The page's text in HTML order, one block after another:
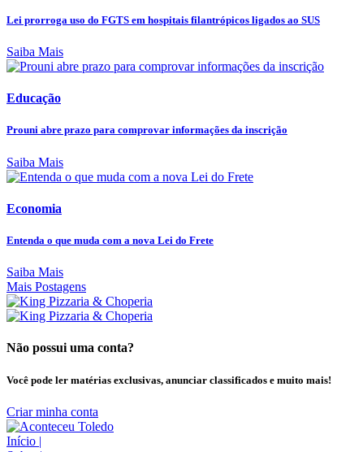
Lei prorroga uso do FGTS em hospitais filantrópicos ligados ao SUS
Saiba Mais
Educação
Prouni abre prazo para comprovar informações da inscrição
Saiba Mais
Economia
Entenda o que muda com a nova Lei do Frete
Saiba Mais
Mais Postagens
Não possui uma conta?
Você pode ler matérias exclusivas, anunciar classificados e muito mais!
Criar minha conta
Início |